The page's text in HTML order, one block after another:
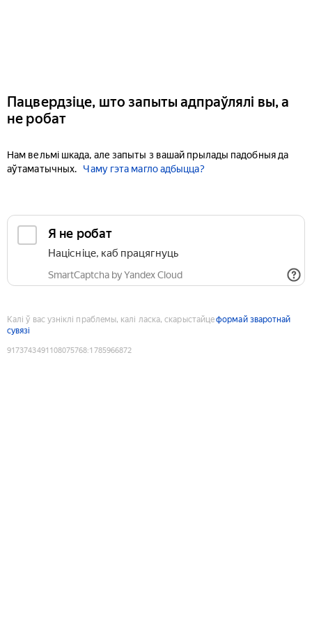
Пацвердзіце, што запыты адпраўлялі вы, а
не робат
Нам вельмі шкада, але запыты з вашай прылады падобныя да
аўтаматычных.
Чаму гэта магло адбыцца?
Я не робат
Націсніце, каб працягнуць
SmartCaptcha by Yandex Cloud
Калі ў вас узніклі праблемы, калі ласка, скарыстайцеформай зваротнай
сувязі
9173743491108075768:1785966872